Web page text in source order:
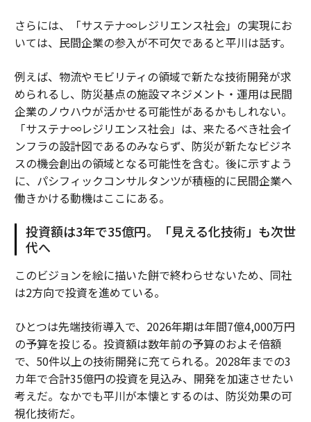
さらには、「サステナ∞レジリエンス社会」の実現にお
いては、民間企業の参入が不可欠であると平川は話す。
例えば、物流やモビリティの領域で新たな技術開発が求
められるし、防災基点の施設マネジメント・運用は民間
企業のノウハウが活かせる可能性があるかもしれない。
「サステナ∞レジリエンス社会」は、来たるべき社会イ
ンフラの設計図であるのみならず、防災が新たなビジネ
スの機会創出の領域となる可能性を含む。後に示すよう
に、パシフィックコンサルタンツが積極的に民間企業へ
働きかける動機はここにある。
投資額は3年で35億円。「見える化技術」も次世
代へ
このビジョンを絵に描いた餅で終わらせないため、同社
は2方向で投資を進めている。
ひとつは先端技術導入で、2026年期は年間7億4,000万円
の予算を投じる。投資額は数年前の予算のおよそ倍額
で、50件以上の技術開発に充てられる。2028年までの3
カ年で合計35億円の投資を見込み、開発を加速させたい
考えだ。なかでも平川が本懐とするのは、防災効果の可
視化技術だ。